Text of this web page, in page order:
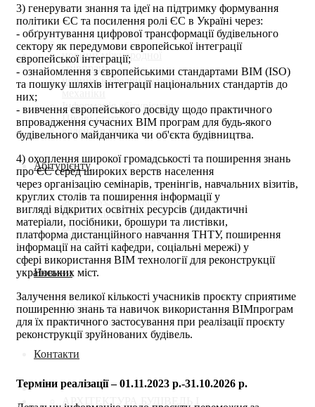
новини міжнародної
співпраці
новини кафедри будівельної
механіки
Інформація абітурієнту
Цікаві-статті
календар подій
Абітурієнту
Запрошуємо на навчання
Необхідні документи
Приймальна комісія
Запитання-відповіді
Новини
Цікаві статті
Новини кафедри
Контакти
АРХІТЕКТУРА БУДІВЕЛЬ І
3) генерувати знання та ідеї на підтримку формування
політики ЄС та посилення ролі ЄС в Україні через:
- обґрунтування цифрової трансформації будівельного
сектору як передумови європейської інтеграції
європейської інтеграції;
- ознайомлення з європейськими стандартами BIM (ISO)
та пошуку шляхів інтеграції національних стандартів до
них;
- вивчення європейського досвіду щодо практичного
впровадження сучасних BIM програм для будь-якого
будівельного майданчика чи об'єкта будівництва.
4) охоплення широкої громадськості та поширення знань
про ЄС серед широких верств населення
через організацію семінарів, тренінгів, навчальних візитів,
круглих столів та поширення інформації у
вигляді відкритих освітніх ресурсів (дидактичні
матеріали, посібники, брошури та листівки,
платформа дистанційного навчання ТНТУ, поширення
інформації на сайті кафедри, соціальні мережі) у
сфері використання BIM технології для реконструкції
українських міст.
Залучення великої кількості учасників проєкту сприятиме
поширенню знань та навичок використання BIMпрограм
для їх практичного застосування при реалізації проєкту
реконструкції зруйнованих будівель.
Терміни реалізації – 01.11.2023 р.-31.10.2026 р.